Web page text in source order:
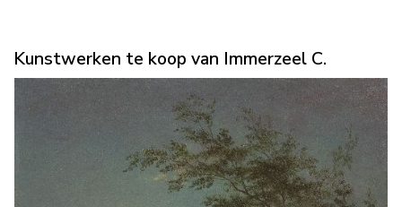
Kunstwerken te koop van Immerzeel C.